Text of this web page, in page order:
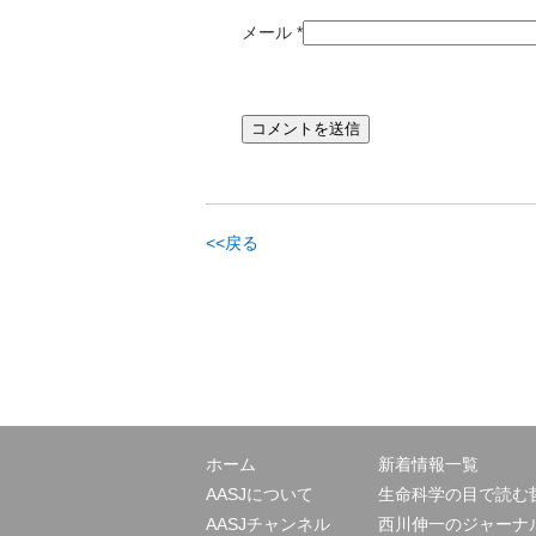
メール *
<<戻る
ホーム
AASJについて
AASJチャンネル
新着情報一覧
生命科学の目で読む
西川伸一のジャーナ